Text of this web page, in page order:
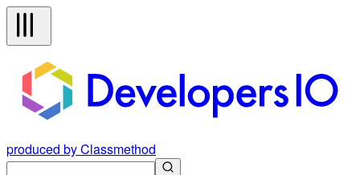
produced by Classmethod